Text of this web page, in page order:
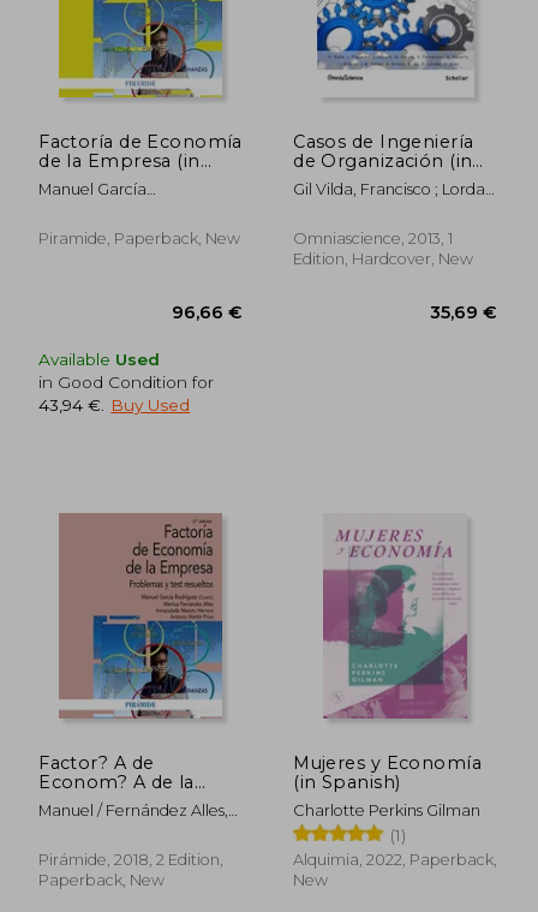
Factoría de Economía
de la Empresa (in
Spanish)
Manuel García
Fernández
Alles,Inmaculada Maeztu
Piramide, Paperback, New
96,66 €
Available Used
in Good Condition for
43,94 €
Buy Used
Casos de Ingeniería
de Organización (in
Spanish)
Gil Vilda, Francisco ; Lordan
Omniascience, 2013, 1
Edition, Hardcover, New
Factor? A de
Econom? A de la
Empresa (in Spanish)
Manuel / Fernández Alles,
Inmaculada / Martín Prius,
Antonio García Rodríguez
Pirámide, 2018, 2 Edition,
Paperback, New
Mujeres y Economía
(in Spanish)
Charlotte Perkins Gilman
(1)
Alquimia, 2022, Paperback,
New